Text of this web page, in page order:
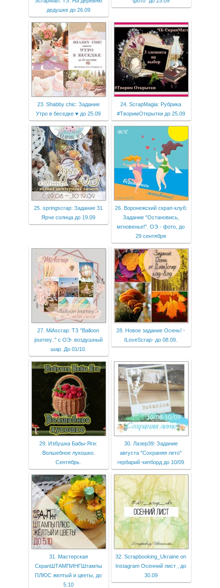
дедушке до 26.09
23. Shabby chic: Задание
Утро в беседке ♥ до 25.09
24. ScrapMagia: Рубрика
#ТворимОткрытки до 25.09
25. springscrap: Задание 31
Ярче солнца до 19.09
26. Воронежский скрап-клуб:
Задание "Остановись,
мгновенье!". ОЭ - фото, до
29 сентября
27. MiAscrap: ТЗ "Balloon
journey.." с ОЭ- воздушный
шар. До 01/10.
28. Новое задание Осень! -
ILoveScrap- до 08.09.
29. Избушка Бабы-Яги:
Волшебное лукошко.
Сентябрь.
30. Лазер39: Задание
августа "Сохраняя лето"
гербарий чипборд до 10/09
31. Мастерская
СкрапШТАМПИНГШтампы
ПЛЮС желтый и цветы, до
5.10
32. Scrapbooking_Ukraine on
Instagram Осенний лист , до
30.09